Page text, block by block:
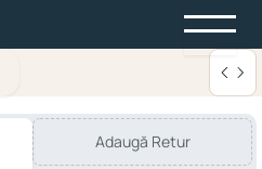
Adaugă Retur